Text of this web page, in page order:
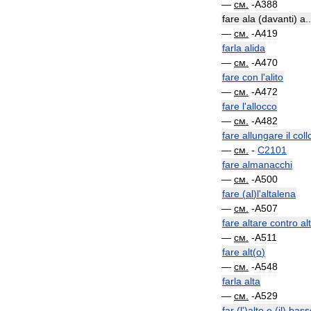
— см -A388
fare ala (davanti) a
— см -A419
farla alida
— см -A470
fare con l'alito
— см -A472
fare l'allocco
— см -A482
fare allungare il
— см - C2101
fare almanacchi
— см -A500
fare (al)l'altalena
— см -A507
fare altare contro
— см -A511
fare alt(o)
— см -A548
farla alta
— см -A529